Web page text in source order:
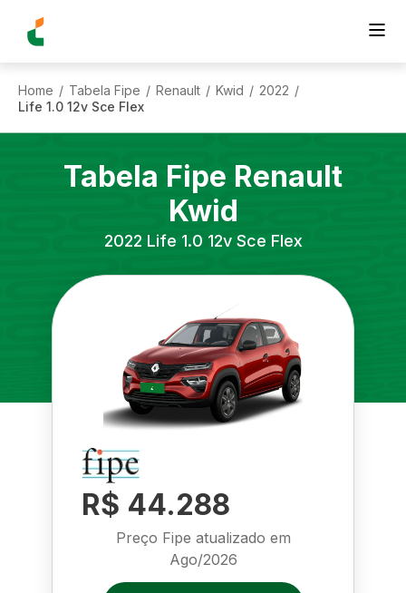
Home / Tabela Fipe / Renault / Kwid / 2022 /
Life 1.0 12v Sce Flex
Tabela Fipe Renault
Kwid
2022 Life 1.0 12v Sce Flex
R$ 44.288
Preço Fipe atualizado em
Ago/2026